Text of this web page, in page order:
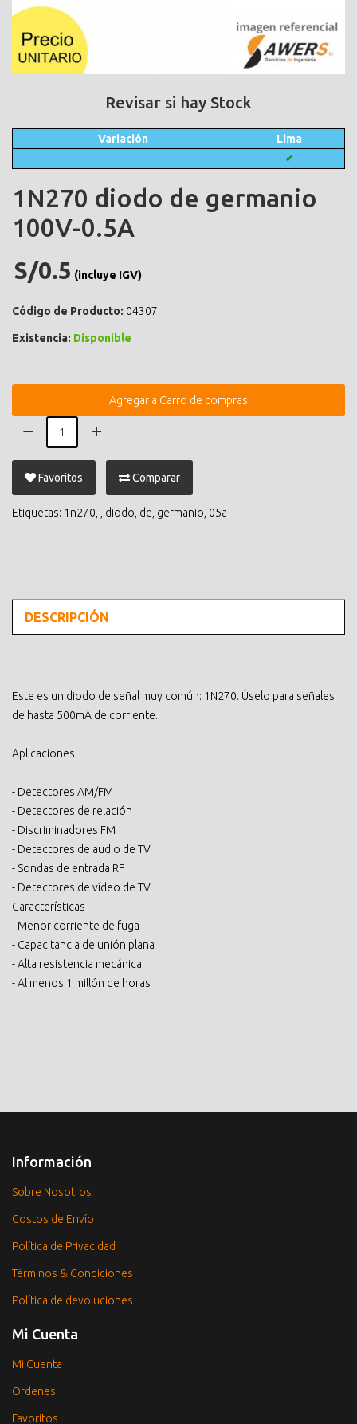
Revisar si hay Stock
Variación Lima
✔
1N270 diodo de germanio
100V-0.5A
S/0.5 (incluye IGV)
Código de Producto: 04307
Existencia: Disponible
Agregar a Carro de compras
Favoritos Comparar
Etiquetas: 1n270 diodo de germanio 05a
DESCRIPCIÓN
Este es un diodo de señal muy común: 1N270. Úselo para señales
de hasta 500mA de corriente.
Aplicaciones:
- Detectores AM/FM
- Detectores de relación
- Discriminadores FM
- Detectores de audio de TV
- Sondas de entrada RF
- Detectores de vídeo de TV
Características
- Menor corriente de fuga
- Capacitancia de unión plana
- Alta resistencia mecánica
- Al menos 1 millón de horas
Información
Sobre Nosotros
Costos de Envío
Política de Privacidad
Términos & Condiciones
Política de devoluciones
Mi Cuenta
Mi Cuenta
Ordenes
Favoritos